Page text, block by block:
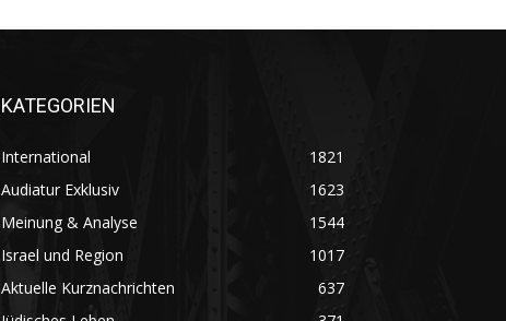
KATEGORIEN
International
1821
Audiatur Exklusiv
1623
Meinung & Analyse
1544
Israel und Region
1017
Aktuelle Kurznachrichten
637